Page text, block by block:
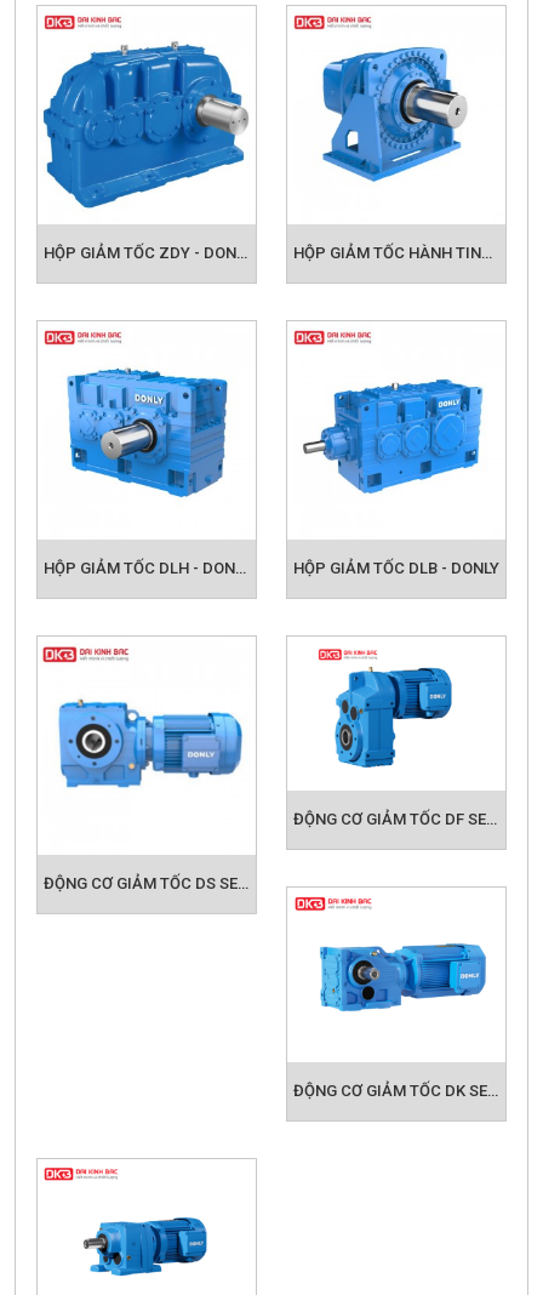
HỘP GIẢM TỐC DLB - DONLY
ĐỘNG CƠ GIẢM TỐC DF SERIES - DONLY
ĐỘNG CƠ GIẢM TỐC DK SERIES - DONLY